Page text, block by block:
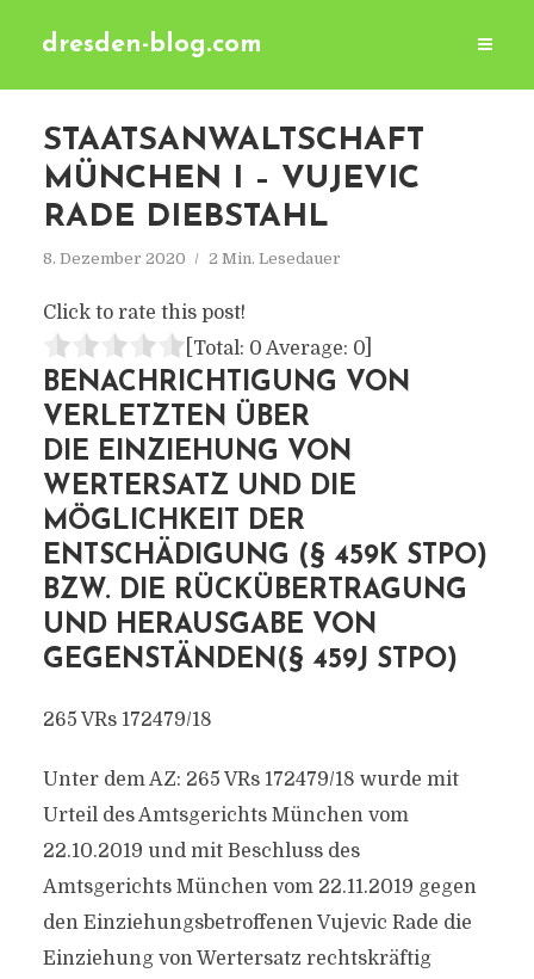
dresden-blog.com
STAATSANWALTSCHAFT
MÜNCHEN I – VUJEVIC
RADE DIEBSTAHL
8. Dezember 2020 2 Min. Lesedauer
Click to rate this post!
[Total: 0 Average: 0]
BENACHRICHTIGUNG VON
VERLETZTEN ÜBER
DIE EINZIEHUNG VON
WERTERSATZ UND DIE
MÖGLICHKEIT DER
ENTSCHÄDIGUNG (§ 459K STPO)
BZW. DIE RÜCKÜBERTRAGUNG
UND HERAUSGABE VON
GEGENSTÄNDEN(§ 459J STPO)
265 VRs 172479/18
Unter dem AZ: 265 VRs 172479/18 wurde mit
Urteil des Amtsgerichts München vom
22.10.2019 und mit Beschluss des
Amtsgerichts München vom 22.11.2019 gegen
den Einziehungsbetroffenen Vujevic Rade die
Einziehung von Wertersatz rechtskräftig